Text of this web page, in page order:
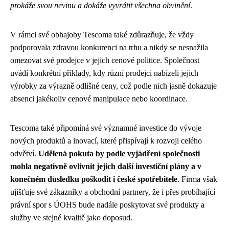
prokáže svou nevinu a dokáže vyvrátit všechna obvinění.
V rámci své obhajoby Tescoma také zdůrazňuje, že vždy
podporovala zdravou konkurenci na trhu a nikdy se nesnažila
omezovat své prodejce v jejich cenové politice. Společnost
uvádí konkrétní příklady, kdy různí prodejci nabízeli jejich
výrobky za výrazně odlišné ceny, což podle nich jasně dokazuje
absenci jakékoliv cenové manipulace nebo koordinace.
Tescoma také připomíná své významné investice do vývoje
nových produktů a inovací, které přispívají k rozvoji celého
odvětví. Udělená pokuta by podle vyjádření společnosti
mohla negativně ovlivnit jejich další investiční plány a v
konečném důsledku poškodit i české spotřebitele. Firma však
ujišťuje své zákazníky a obchodní partnery, že i přes probíhající
právní spor s ÚOHS bude nadále poskytovat své produkty a
služby ve stejné kvalitě jako doposud.